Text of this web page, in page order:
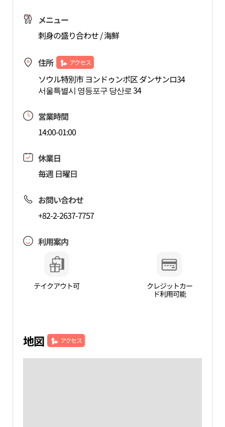
メニュー
刺身の盛り合わせ / 海鮮
住所 アクセス
ソウル特別市 ヨンドゥンポ区 ダンサンロ34
서울특별시 영등포구 당산로 34
営業時間
14:00-01:00
休業日
毎週 日曜日
お問い合わせ
+82-2-2637-7757
利用案内
テイクアウト可
クレジットカー
ド利用可能
地図 アクセス